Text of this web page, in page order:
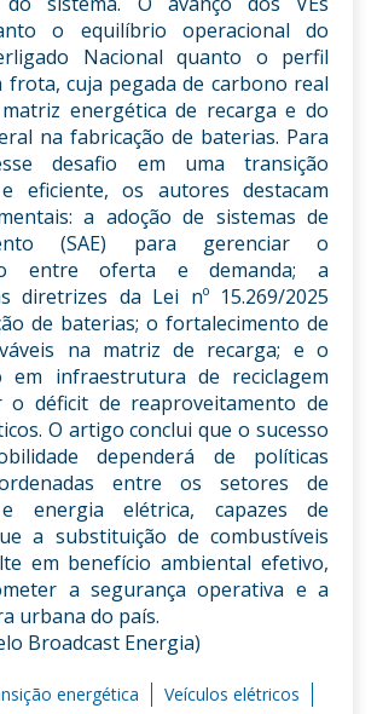
o equilíbrio operacional do
Nacional quanto o perfil
frota, cuja pegada de carbono real
energética de recarga e do
na fabricação de baterias. Para
desafio em uma transição
eficiente, os autores destacam
a adoção de sistemas de
(SAE) para gerenciar o
entre oferta e demanda; a
diretrizes da Lei nº 15.269/2025
de baterias; o fortalecimento de
na matriz de recarga; e o
em infraestrutura de reciclagem
o déficit de reaproveitamento de
O artigo conclui que o sucesso
dependerá de políticas
entre os setores de
energia elétrica, capazes de
a substituição de combustíveis
em benefício ambiental efetivo,
a segurança operativa e a
urbana do país.
Broadcast Energia)
energética Veículos elétricos